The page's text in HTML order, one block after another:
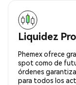
Liquidez
Phemex ofrece
spot como de
órdenes
para todos los